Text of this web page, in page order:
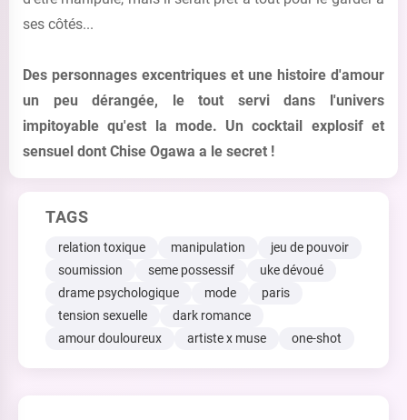
ses côtés...
Des personnages excentriques et une histoire d'amour
un peu dérangée, le tout servi dans l'univers
impitoyable qu'est la mode. Un cocktail explosif et
sensuel dont Chise Ogawa a le secret !
TAGS
relation toxique manipulation
jeu de pouvoir
soumission
seme possessif
uke dévoué
drame psychologique
mode
paris
tension sexuelle
dark romance
amour douloureux
artiste x muse one-shot